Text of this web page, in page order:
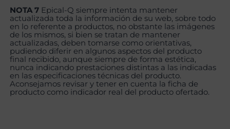
NOTA 7 Epical-Q siempre intenta mantener
actualizada toda la información de su web, sobre todo
en lo referente a productos, no obstante las imágenes
de los mismos, si bien se tratan de mantener
actualizadas, deben tomarse como orientativas,
pudiendo diferir en algunos aspectos del producto
final recibido, aunque siempre de forma estética,
nunca indicando prestaciones distintas a las indicadas
en las especificaciones técnicas del producto.
Aconsejamos revisar y tener en cuenta la ficha de
producto como indicador real del producto ofertado.